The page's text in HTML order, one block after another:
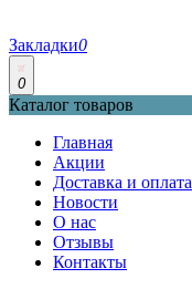
Закладки0
0
Каталог товаров
Главная
Акции
Доставка и оплата
Новости
О нас
Отзывы
Контакты